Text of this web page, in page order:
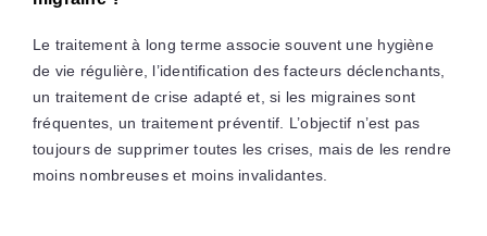
Le traitement à long terme associe souvent une hygiène
de vie régulière, l’identification des facteurs déclenchants,
un traitement de crise adapté et, si les migraines sont
fréquentes, un traitement préventif. L’objectif n’est pas
toujours de supprimer toutes les crises, mais de les rendre
moins nombreuses et moins invalidantes.